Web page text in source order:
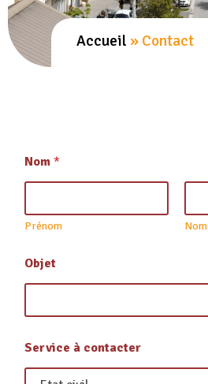
Accueil » Contact
Nom *
Prénom Nom
Objet
o
n
Service à contacter